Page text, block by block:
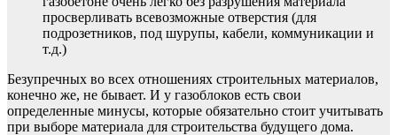
просверливать всевозможные отверстия (для
подрозетников, под шурупы, кабели, коммуникации и
т.д.)
Безупречных во всех отношениях строительных материалов,
конечно же, не бывает. И у газоблоков есть свои
определенные минусы, которые обязательно стоит учитывать
при выборе материала для строительства будущего дома.